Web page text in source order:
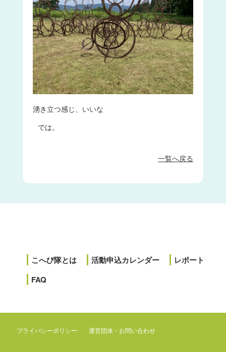
湧き立つ感じ、いいな
では。
一覧へ戻る
こへび隊とは 活動申込カレンダー
レポート
FAQ
プライバシーポリシー 運営団体・お問い合わせ